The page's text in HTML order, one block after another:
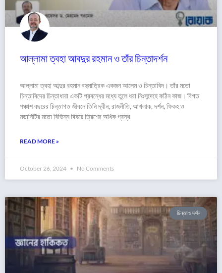
আল্লামা ত্বহা আবদুর রহমান ও তাঁর চিন্তাদর্শন
আল্লামা ত্বহা আব্দুর রহমান বহুমাত্রিক একজন আলেম ও চিন্তাবিদ। তাঁর মতো
চিন্তাবিদের চিন্তাধারা একটি প্রবন্ধের মধ্যে তুলে ধরা নিঃসন্দেহে কঠিন কাজ। বিগত
পঞ্চাশ বছরের চিন্তাগত জীবনে তিনি দ্বীন, রাজনীতি, আখলাক, দর্শন, ফিকহ ও
মডার্নিটির মতো বিভিন্ন বিষয়ে ত্রিশের অধিক গ্রন্থ
READ MORE »
October 26, 2024 No Comments
চিন্তা ও দর্শন